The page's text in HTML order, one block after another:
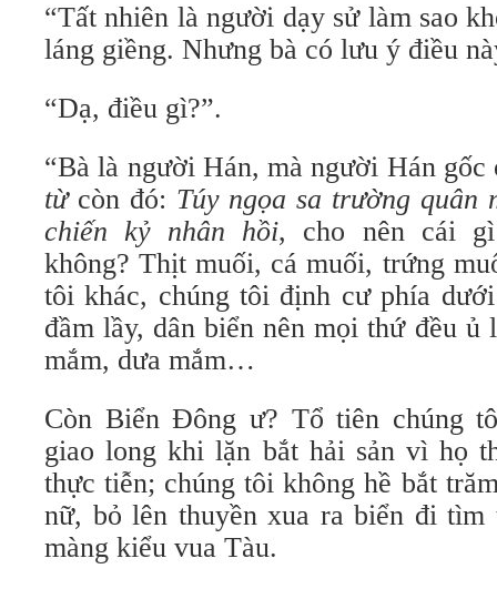
“Tất nhiên là người dạy sử làm sao
láng giềng. Nhưng bà có lưu ý điều
“Dạ, điều gì?”.
“Bà là người Hán, mà người Hán
từcòn đó: Túy ngọa sa trường quân
chiến kỷ nhân hồi, cho nên cái
không? Thịt muối, cá muối, trứng
tôi khác, chúng tôi định cư phía
đầm lầy, dân biển nên mọi thứ đều ủ
mắm, dưa mắm…
Còn Biển Đông ư? Tổ tiên chúng
giao long khi lặn bắt hải sản vì họ
thực tiễn; chúng tôi không hề bắt
nữ, bỏ lên thuyền xua ra biển đi tìm
màng kiểu vua Tàu.